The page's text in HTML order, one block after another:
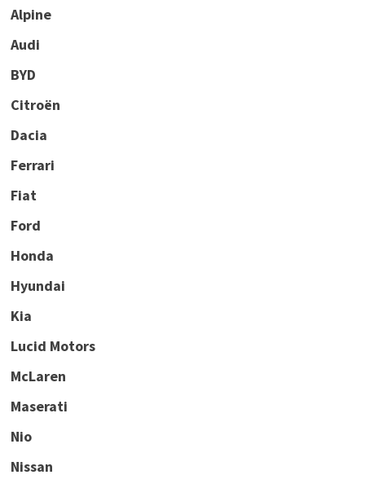
Alpine
Audi
BYD
Citroën
Dacia
Ferrari
Fiat
Ford
Honda
Hyundai
Kia
Lucid Motors
McLaren
Maserati
Nio
Nissan